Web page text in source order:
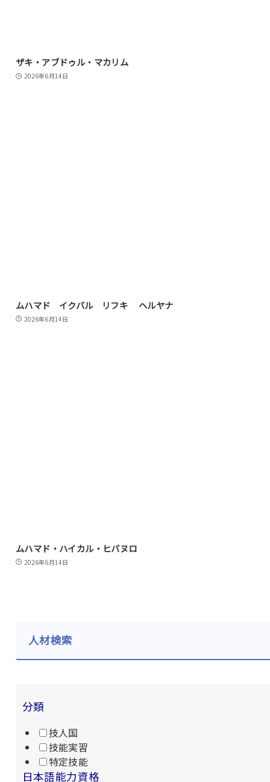
ザキ・アブドゥル・マカリム
2026年6月14日
ムハマド イクバル リフキ ヘルヤナ
2026年6月14日
ムハマド・ハイカル・ヒバヌロ
2026年6月14日
人材検索
分類
技人国
技能実習
特定技能
日本語能力資格